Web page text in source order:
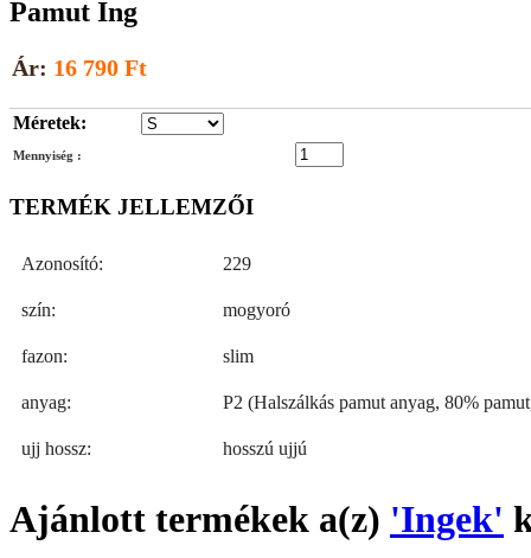
Pamut Ing
Ár: 16 790 Ft
Méretek:
Mennyiség :
TERMÉK JELLEMZŐI
Azonosító: 229
szín: mogyoró
fazon: slim
anyag: P2 (Halszálkás pamut anyag, 80%
ujj hossz: hosszú ujjú
Ajánlott termékek a(z) 'Ingek'